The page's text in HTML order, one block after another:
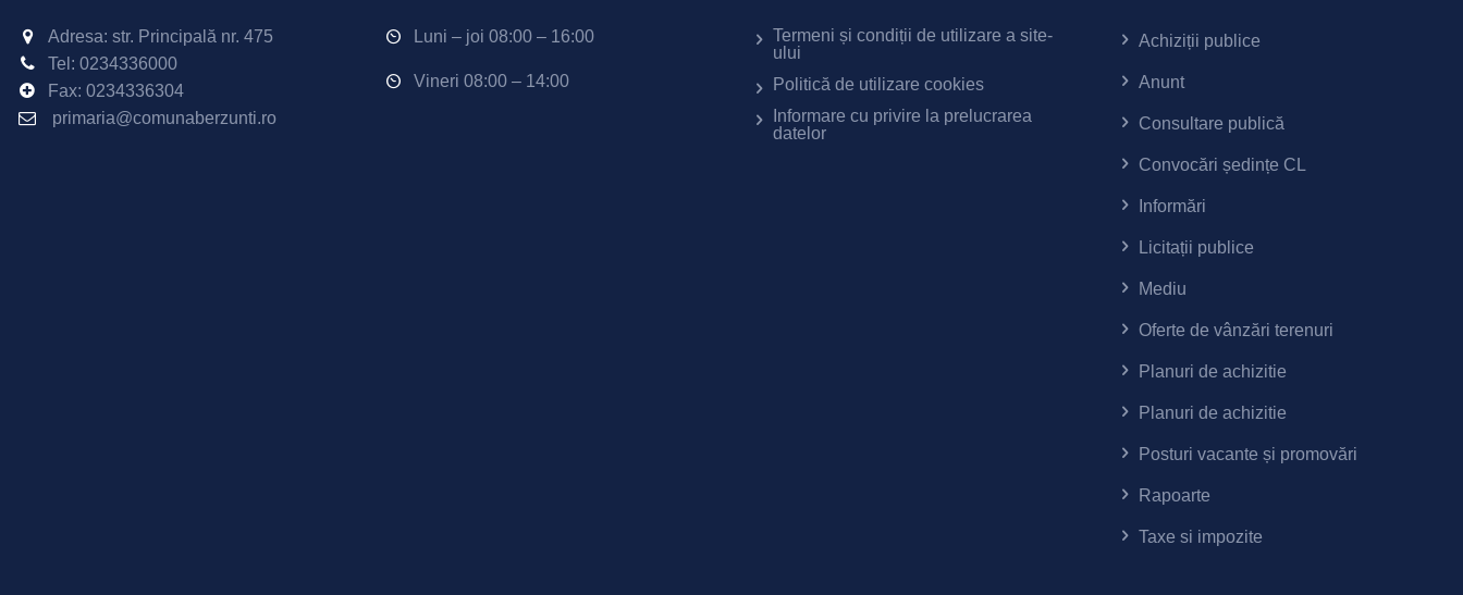
Adresa: str. Principală nr. 475
Tel: 0234336000
Fax: 0234336304
primaria@comunaberzunti.ro
Luni – joi 08:00 – 16:00
Vineri 08:00 – 14:00
Termeni și condiții de utilizare a site-
ului
Politică de utilizare cookies
Informare cu privire la prelucrarea
datelor
Achiziții publice
Anunt
Consultare publică
Convocări ședințe CL
Informări
Licitații publice
Mediu
Oferte de vânzări terenuri
Planuri de achizitie
Planuri de achizitie
Posturi vacante și promovări
Rapoarte
Taxe si impozite